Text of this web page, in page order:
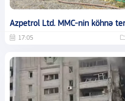
Azpetrol Ltd. MMC-nin köhnə
17:05